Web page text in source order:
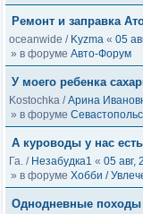
Ремонт и заправка
oceanwide / Kyzma « 05
» в форуме Авто-Форум
У моего ребенка
Kostochka /Арина
» в форуме
А куроводы у нас
Га. / Незабудка1 « 05 авг,
» в форуме Хобби /
Однодневные